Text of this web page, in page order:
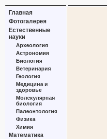
Главная
Фотогалерея
Естественные
науки
Археология
Астрономия
Биология
Ветеринария
Геология
Медицина и
здоровье
Молекулярная
биология
Палеонтология
Физика
Химия
Математика